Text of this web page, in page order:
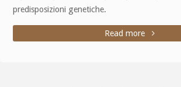
predisposizioni genetiche.
Read more